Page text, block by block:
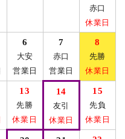
赤口
休業日
6
大安
営業日
7
赤口
営業日
8
先勝
休業日
13
先勝
休業日
14
友引
休業日
15
先負
休業日